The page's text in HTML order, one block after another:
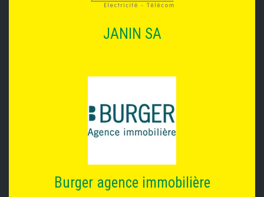
JANIN SA
Burger agence immobilière